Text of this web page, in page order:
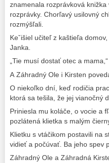
znamenala rozprávková
rozprávky. Chorľavý usilovný
rozmýšľali.
Keˇišiel učiteľ z kaštieľa
Janka.
„Tie musí dostať otec a
A Záhradný Ole i Kirsten
O niekoľko dní, keď rodičia
ktorá sa tešila, že jej vianočný
Priniesla mu koláče, o vocie a
pozlátená klietka s malým
Klietku s vtáčikom postavili na
vidieť a počúvať. Ba jeho spev
Záhradný Ole a Záhradná